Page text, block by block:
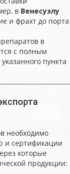
в Венесуэлу
и фрахт до порта
в
с полным
пункта
необходимо
и сертификации
которые
продукции: